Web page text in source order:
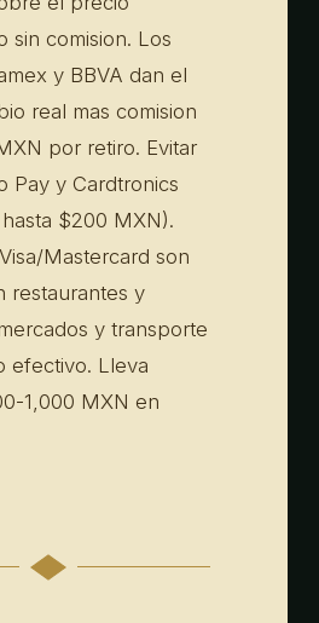
sin comision. Los
y BBVA dan el
real mas comision
por retiro. Evitar
Pay y Cardtronics
$200 MXN).
Mastercard son
restaurantes y
y transporte
efectivo. Lleva
1,000 MXN en